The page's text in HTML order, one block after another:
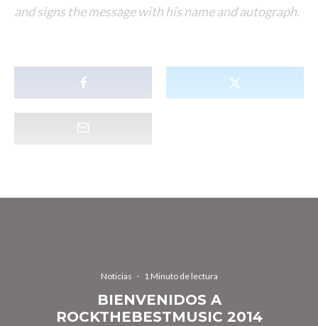
and signs the message with his name and autograph.
Noticias · 1 Minuto de lectura
BIENVENIDOS A
ROCKTHEBESTMUSIC 2014